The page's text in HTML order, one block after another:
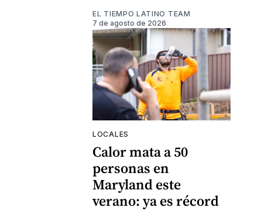
EL TIEMPO LATINO TEAM
7 de agosto de 2026
LOCALES
Calor mata a 50
personas en
Maryland este
verano: ya es récord